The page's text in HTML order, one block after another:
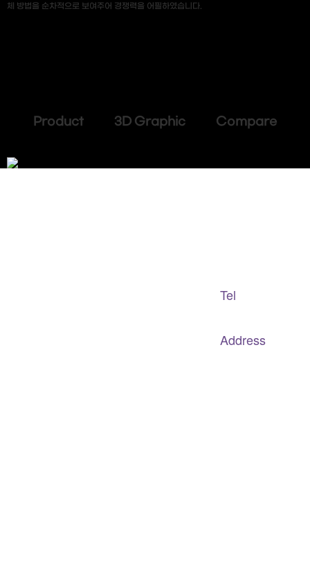
체 방법을 순차적으로 보여주어 경쟁력을 어필하였습니다.
Product 3D Graphic Compare
Tel
Address